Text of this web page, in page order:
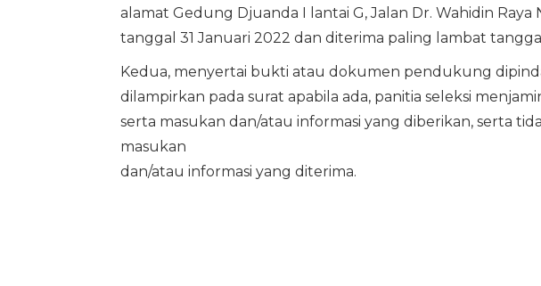
alamat Gedung Djuanda I lantai G, Jalan Dr. Wahidin Raya
tanggal 31 Januari 2022 dan diterima paling lambat
Kedua, menyertai bukti atau dokumen pendukung
dilampirkan pada surat apabila ada, panitia seleksi
serta masukan dan/atau informasi yang diberikan, serta
masukan
dan/atau informasi yang diterima.